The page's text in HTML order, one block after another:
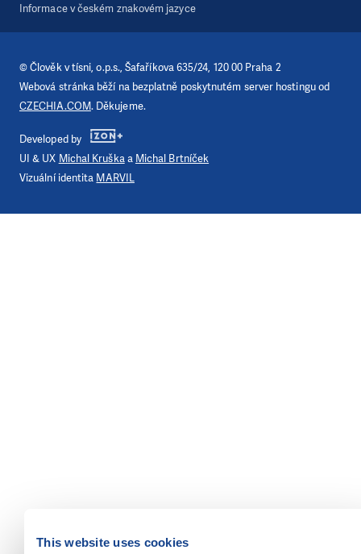
This website uses cookies
Informace v českém znakovém jazyce
©Člověk v tísni, o.p.s., Šafaříkova 635/24, 120 00 Praha 2
Webová stránka běží na bezplatně poskytnutém server hostingu od
CZECHIA.COM. Děkujeme.
Developed by
UI & UX Michal Kruškaa Michal Brtníček
Vizuální identita MARVIL